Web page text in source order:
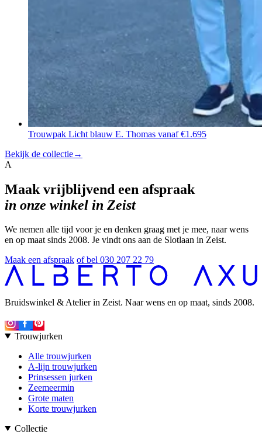
Trouwpak Licht blauw E. Thomas vanaf €1.695
Bekijk de collectie→
A
Maak vrijblijvend een afspraak
in onze winkel in Zeist
We nemen alle tijd voor je en denken graag met je mee, naar wens
en op maat sinds 2008. Je vindt ons aan de Slotlaan in Zeist.
Maak een afspraak of bel 030 207 22 79
Bruidswinkel & Atelier in Zeist. Naar wens en op maat, sinds 2008.
Trouwjurken
Alle trouwjurken
A-lijn trouwjurken
Prinsessen jurken
Zeemeermin
Grote maten
Korte trouwjurken
Collectie